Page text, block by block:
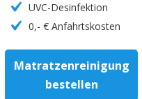
UVC-Desinfektion
0,- € Anfahrtskosten
Matratzenreinigung
bestellen